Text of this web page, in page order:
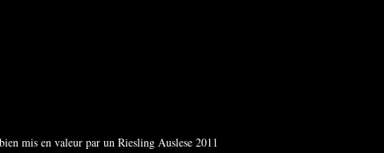
mis en valeur par un Riesling Auslese 2011